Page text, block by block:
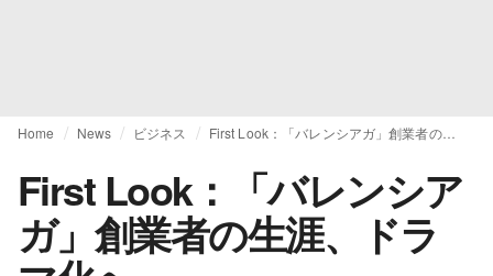
Home News ビジネス First Look：「バレンシアガ」創業者の生涯、ドラマ化へ
First Look：「バレンシア
ガ」創業者の生涯、ドラ